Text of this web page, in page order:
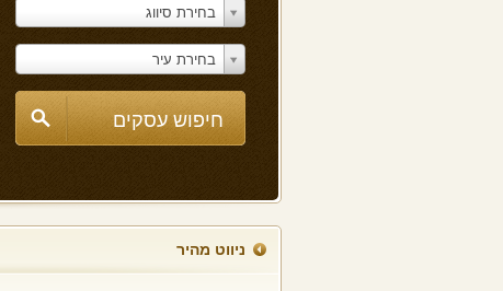
בחירת סיווג
בחירת עיר
ניווט מהיר